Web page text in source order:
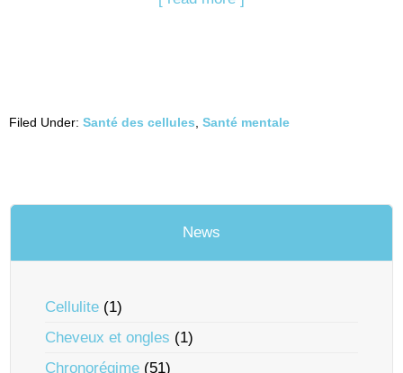
Filed Under: Santé des cellules Santé mentale
News
Cellulite (1)
Cheveux et ongles (1)
Chronorégime (51)